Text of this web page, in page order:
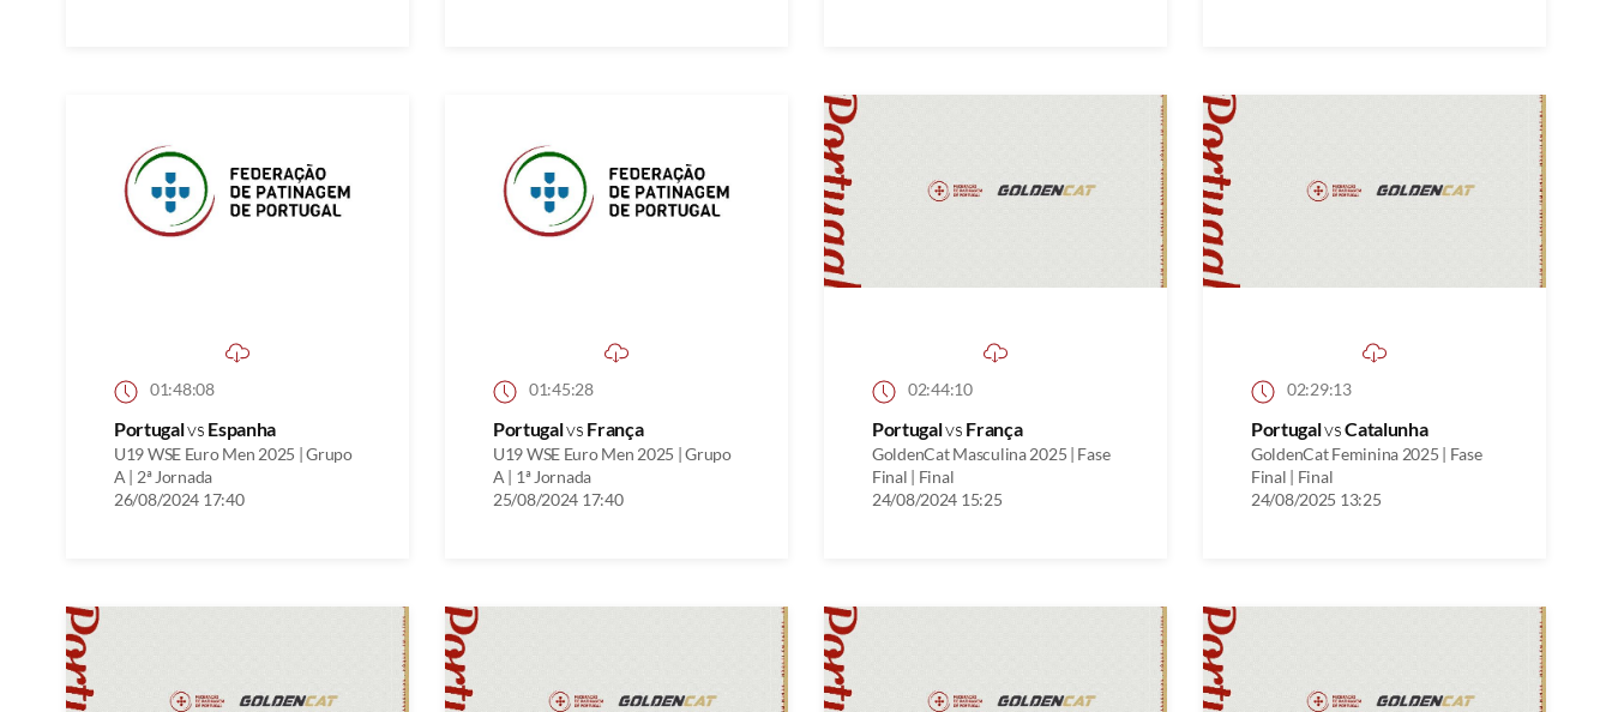
01:48:08
Portugalvs Espanha
U19 WSE Euro Men 2025 | Grupo
A | 2ª Jornada
26/08/2024 17:40
01:45:28
Portugalvs França
U19 WSE Euro Men 2025 | Grupo
A | 1ª Jornada
25/08/2024 17:40
02:44:10
Portugalvs França
GoldenCat Masculina 2025 | Fase
Final | Final
24/08/2024 15:25
02:29:13
PortugalvsCatalunha
GoldenCat Feminina 2025 | Fase
Final | Final
24/08/2025 13:25